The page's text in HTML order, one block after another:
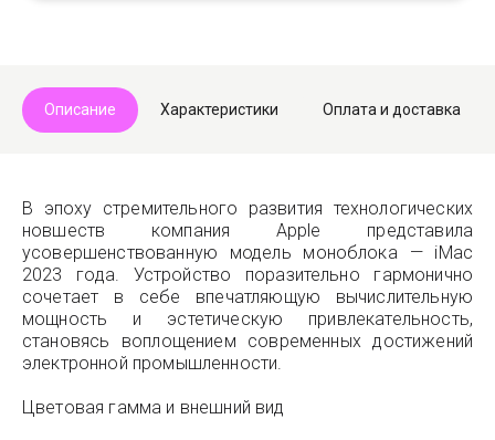
Описание Характеристики Оплата и доставка
В эпоху стремительного развития технологических
новшеств компания Apple представила
усовершенствованную модель моноблока — iMac
2023 года. Устройство поразительно гармонично
сочетает в себе впечатляющую вычислительную
мощность и эстетическую привлекательность,
становясь воплощением современных достижений
электронной промышленности.
Цветовая гамма и внешний вид